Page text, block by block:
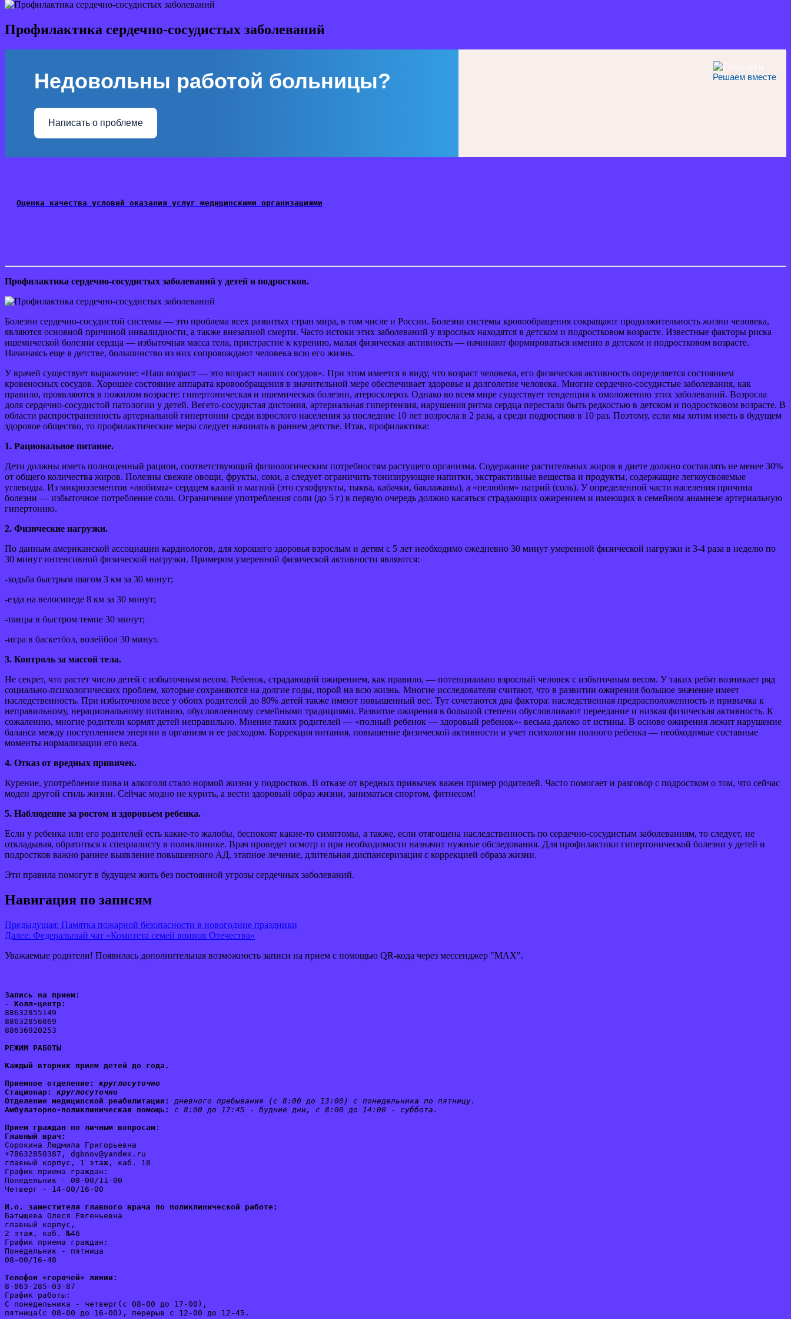
Профилактика сердечно-сосудистых заболеваний
Решаем вместе
Недовольны работой больницы?
Написать о проблеме
Оценка качества условий оказания услуг медицинскими организациями
Профилактика сердечно-сосудистых заболеваний у детей и подростков.
Болезни сердечно-сосудистой системы — это проблема всех развитых стран мира, в том числе и России. Болезни системы кровообращения сокращают продолжительность жизни человека,
являются основной причиной инвалидности, а также внезапной смерти. Часто истоки этих заболеваний у взрослых находятся в детском и подростковом возрасте. Известные факторы риска
ишемической болезни сердца — избыточная масса тела, пристрастие к курению, малая физическая активность — начинают формироваться именно в детском и подростковом возрасте.
Начинаясь еще в детстве, большинство из них сопровождают человека всю его жизнь.
У врачей существует выражение: «Наш возраст — это возраст наших сосудов». При этом имеется в виду, что возраст человека, его физическая активность определяется состоянием
кровеносных сосудов. Хорошее состояние аппарата кровообращения в значительной мере обеспечивает здоровье и долголетие человека. Многие сердечно-сосудистые заболевания, как
правило, проявляются в пожилом возрасте: гипертоническая и ишемическая болезни, атеросклероз. Однако во всем мире существует тенденция к омоложению этих заболеваний. Возросла
доля сердечно-сосудистой патологии у детей. Вегето-сосудистая дистония, артериальная гипертензия, нарушения ритма сердца перестали быть редкостью в детском и подростковом возрасте. В
области распространенность артериальной гипертонии среди взрослого населения за последние 10 лет возросла в 2 раза, а среди подростков в 10 раз. Поэтому, если мы хотим иметь в будущем
здоровое общество, то профилактические меры следует начинать в раннем детстве. Итак, профилактика:
1. Рациональное питание.
Дети должны иметь полноценный рацион, соответствующий физиологическим потребностям растущего организма. Содержание растительных жиров в диете должно составлять не менее 30%
от общего количества жиров. Полезны свежие овощи, фрукты, соки, а следует ограничить тонизирующие напитки, экстрактивные вещества и продукты, содержащие легкоусвояемые
углеводы. Из микроэлементов «любимы» сердцем калий и магний (это сухофрукты, тыква, кабачки, баклажаны), а «нелюбим» натрий (соль). У определенной части населения причина
болезни — избыточное потребление соли. Ограничение употребления соли (до 5 г) в первую очередь должно касаться страдающих ожирением и имеющих в семейном анамнезе артериальную
гипертонию.
2. Физические нагрузки.
По данным американской ассоциации кардиологов, для хорошего здоровья взрослым и детям с 5 лет необходимо ежедневно 30 минут умеренной физической нагрузки и 3-4 раза в неделю по
30 минут интенсивной физической нагрузки. Примером умеренной физической активности являются:
-ходьба быстрым шагом 3 км за 30 минут;
-езда на велосипеде 8 км за 30 минут;
-танцы в быстром темпе 30 минут;
-игра в баскетбол, волейбол 30 минут.
3. Контроль за массой тела.
Не секрет, что растет число детей с избыточным весом. Ребенок, страдающий ожирением, как правило, — потенциально взрослый человек с избыточным весом. У таких ребят возникает ряд
социально-психологических проблем, которые сохраняются на долгие годы, порой на всю жизнь. Многие исследователи считают, что в развитии ожирения большое значение имеет
наследственность. При избыточном весе у обоих родителей до 80% детей также имеют повышенный вес. Тут сочетаются два фактора: наследственная предрасположенность и привычка к
неправильному, нерациональному питанию, обусловленному семейными традициями. Развитие ожирения в большой степени обусловливают переедание и низкая физическая активность. К
сожалению, многие родители кормят детей неправильно. Мнение таких родителей — «полный ребенок — здоровый ребенок»- весьма далеко от истины. В основе ожирения лежит нарушение
баланса между поступлением энергии в организм и ее расходом. Коррекция питания, повышение физической активности и учет психологии полного ребенка — необходимые составные
моменты нормализации его веса.
4. Отказ от вредных привичек.
Курение, употребление пива и алкоголя стало нормой жизни у подростков. В отказе от вредных привычек важен пример родителей. Часто помогает и разговор с подростком о том, что сейчас
моден другой стиль жизни. Сейчас модно не курить, а вести здоровый образ жизни, заниматься спортом, фитнесом!
5. Наблюдение за ростом и здоровьем ребенка.
Если у ребенка или его родителей есть какие-то жалобы, беспокоят какие-то симптомы, а также, если отягощена наследственность по сердечно-сосудистым заболеваниям, то следует, не
откладывая, обратиться к специалисту в поликлинике. Врач проведет осмотр и при необходимости назначит нужные обследования. Для профилактики гипертонической болезни у детей и
подростков важно раннее выявление повышенного АД, этапное лечение, длительная диспансеризация с коррекцией образа жизни.
Эти правила помогут в будущем жить без постоянной угрозы сердечных заболеваний.
Навигация по записям
Предыдущая: Памятка пожарной безопасности в новогодние праздники
Далее: Федеральный чат «Комитета семей воинов Отечества»
Уважаемые родители! Появилась дополнительная возможность записи на прием с помощью QR-кода через мессенджер "MAX".
Запись на прием:
- Колл-центр:
88632855149
88632856869
88636920253
РЕЖИМ РАБОТЫ
Каждый вторник прием детей до года.
Приемное отделение:
круглосуточно
Стационар: круглосуточно
Отделение медицинской реабилитации:
дневного пребывания (с 8:00 до 13:00) с понедельника по пятницу.
Амбулаторно-поликлиническая помощь:
с 8:00 до 17:45 - будние дни, с 8:00 до 14:00 - суббота.
Прием граждан по личным вопросам :
Главный врач:
Сорокина Людмила Григорьевна
+78632850387, dgbnov@yandex.ru
главный корпус, 1 этаж, каб. 18
График приема граждан:
Понедельник - 08-00/11-00
Четверг - 14-00/16-00
И.о. заместителя главного врача по поликлинической работе:
Батыщева Олеся Евгеньевна
главный корпус,
2 этаж, каб. №46
График приема граждан:
Понедельник - пятница
08-00/16-48
Телефон «горячей» линии:
8-863-285-03-87
График работы:
С понедельника - четверг(с 08-00 до 17-00),
пятница(с 08-00 до 16-00), перерыв с 12-00 до 12-45.